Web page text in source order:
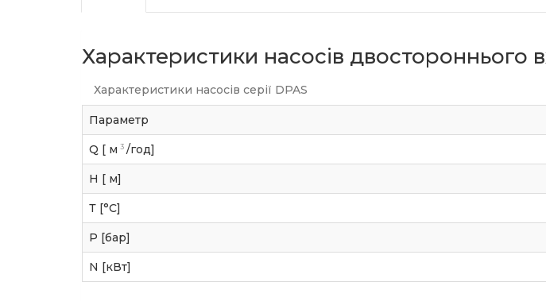
Характеристики насосів двостороннього
Характеристики насосів серії DPAS
Параметр
Q [ м 3 /год]
H [ м]
Т [°C]
P [бар]
N [кВт]